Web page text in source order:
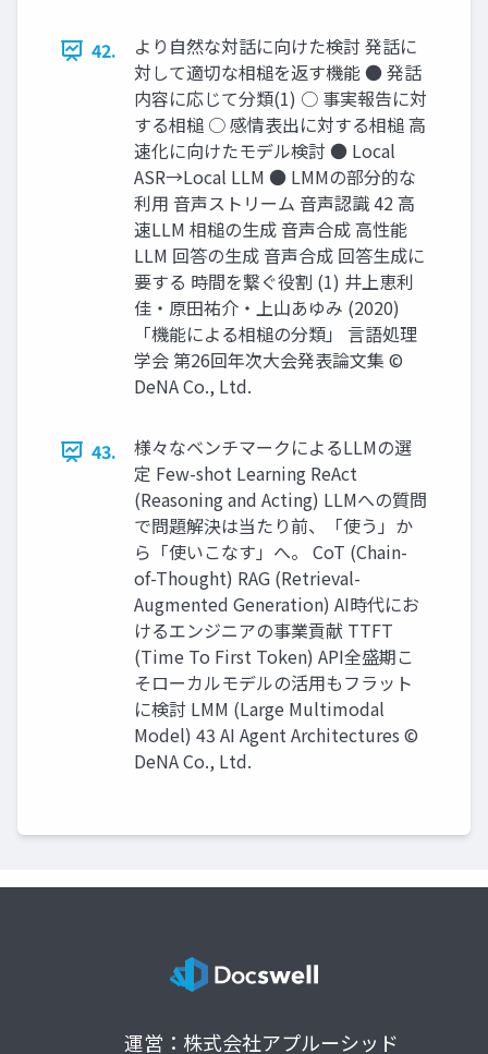
42.
より⾃然な対話に向けた検討 発話に
対して適切な相槌を返す機能 ● 発話
内容に応じて分類(1) ○ 事実報告に対
する相槌 ○ 感情表出に対する相槌 ⾼
速化に向けたモデル検討 ● Local
ASR→Local LLM ● LMMの部分的な
利⽤ ⾳声ストリーム ⾳声認識 42 ⾼
速LLM 相槌の⽣成 ⾳声合成 ⾼性能
LLM 回答の⽣成 ⾳声合成 回答⽣成に
要する 時間を繋ぐ役割 (1) 井上恵利
佳・原田祐介・上山あゆみ (2020)
「機能による相槌の分類」 言語処理
学会 第26回年次大会発表論文集 ©
DeNA Co., Ltd.
43.
様々なベンチマークによるLLMの選
定 Few-shot Learning ReAct
(Reasoning and Acting) LLMへの質問
で問題解決は当たり前、「使う」か
ら「使いこなす」へ。 CoT (Chain-
of-Thought) RAG (Retrieval-
Augmented Generation) AI時代にお
けるエンジニアの事業貢献 TTFT
(Time To First Token) API全盛期こ
そローカルモデルの活⽤もフラット
に検討 LMM (Large Multimodal
Model) 43 AI Agent Architectures ©
DeNA Co., Ltd.
運営：株式会社アプルーシッド